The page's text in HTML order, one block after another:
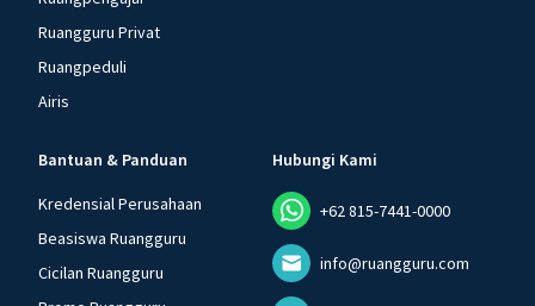
Ruangguru Privat
Ruangpeduli
Airis
Bantuan & Panduan
Kredensial Perusahaan
Beasiswa Ruangguru
Cicilan Ruangguru
Hubungi Kami
+62 815-7441-0000
info@ruangguru.com